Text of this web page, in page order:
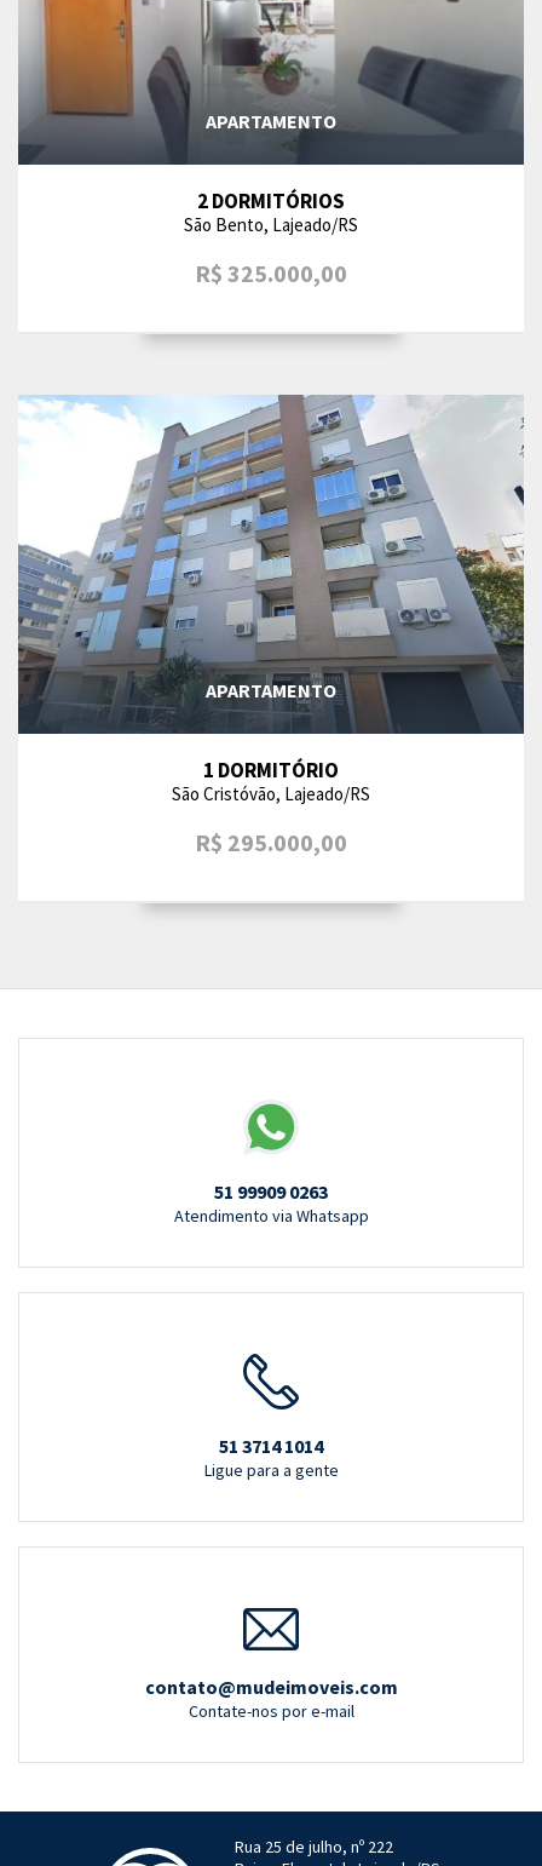
APARTAMENTO
2 DORMITÓRIOS
São Bento, Lajeado/RS
R$ 325.000,00
APARTAMENTO
1 DORMITÓRIO
São Cristóvão, Lajeado/RS
R$ 295.000,00
51 99909 0263
Atendimento via Whatsapp
51 3714 1014
Ligue para a gente
contato@mudeimoveis.com
Contate-nos por e-mail
Rua 25 de julho, nº 222